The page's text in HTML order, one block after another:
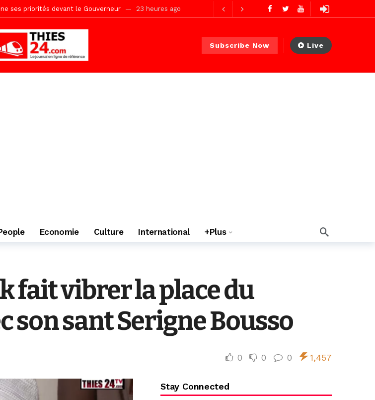
ses priorités devant le Gouverneur 23 heures ago
dans le Boot Camp JAVA de Mboro
18 Safar a péri dans un accident
Subscribe Now Live
Economie Culture International +Plus
fait vibrer la place du
son sant Serigne Bousso
0 0 0 1,457
Stay Connected